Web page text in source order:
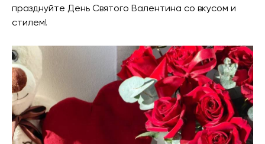
празднуйте День Святого Валентина со вкусом и
стилем!